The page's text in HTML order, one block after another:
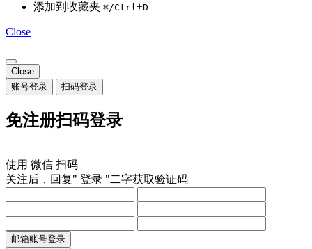
添加到收藏夹 ⌘/Ctrl+D
Close
Close
账号登录
扫码登录
免注册扫码登录
使用 微信 扫码
关注后，回复" 登录 "二字获取验证码
邮箱账号登录